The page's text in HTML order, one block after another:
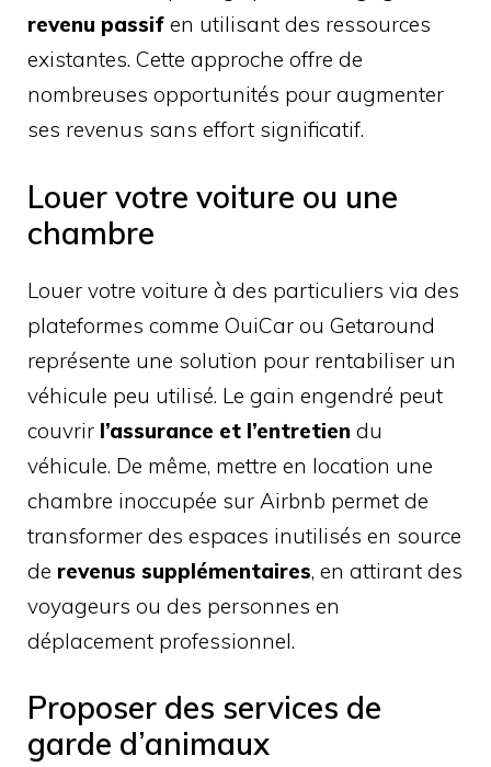
revenu passif en utilisant des ressources
existantes. Cette approche offre de
nombreuses opportunités pour augmenter
ses revenus sans effort significatif.
Louer votre voiture ou une
chambre
Louer votre voiture à des particuliers via des
plateformes comme OuiCar ou Getaround
représente une solution pour rentabiliser un
véhicule peu utilisé. Le gain engendré peut
couvrir l’assurance et l’entretien du
véhicule. De même, mettre en location une
chambre inoccupée sur Airbnb permet de
transformer des espaces inutilisés en source
de revenus supplémentaires, en attirant des
voyageurs ou des personnes en
déplacement professionnel.
Proposer des services de
garde d’animaux